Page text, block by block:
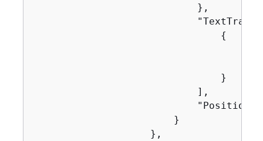
                            },
{
                                }
                            ],
                        }
                    },